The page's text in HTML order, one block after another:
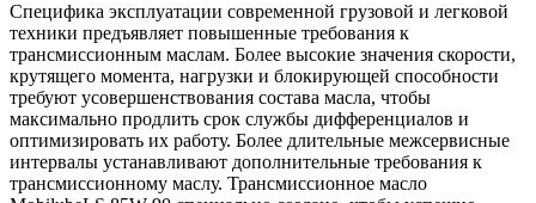
Специфика эксплуатации современной грузовой и легковой
техники предъявляет повышенные требования к
трансмиссионным маслам. Более высокие значения скорости,
крутящего момента, нагрузки и блокирующей способности
требуют усовершенствования состава масла, чтобы
максимально продлить срок службы дифференциалов и
оптимизировать их работу. Более длительные межсервисные
интервалы устанавливают дополнительные требования к
трансмиссионному маслу. Трансмиссионное масло